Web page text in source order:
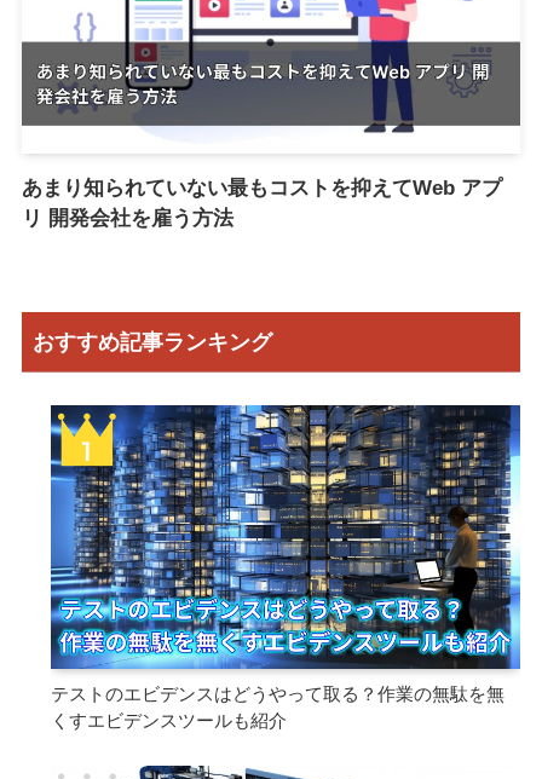
あまり知られていない最もコストを抑えてWeb アプ
リ 開発会社を雇う方法
おすすめ記事ランキング
テストのエビデンスはどうやって取る？作業の無駄を無
くすエビデンスツールも紹介